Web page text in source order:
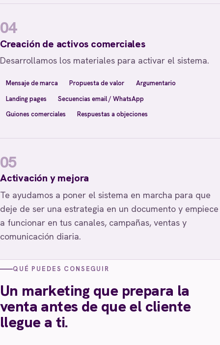
04
Creación de activos comerciales
Desarrollamos los materiales para activar el sistema.
Mensaje de marca Propuesta de valor
Argumentario
Landing pages
Secuencias email / WhatsApp
Guiones comerciales
Respuestas a objeciones
05
Activación y mejora
Te ayudamos a poner el sistema en marcha para que
deje de ser una estrategia en un documento y empiece
a funcionar en tus canales, campañas, ventas y
comunicación diaria.
QUÉ PUEDES CONSEGUIR
Un marketing que prepara la
venta antes de que el cliente
llegue a ti.